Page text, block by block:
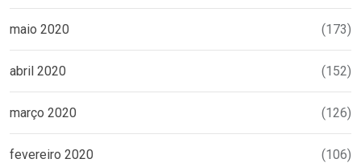
maio 2020 (173)
abril 2020 (152)
março 2020 (126)
fevereiro 2020 (106)